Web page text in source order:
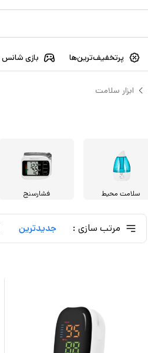
پرتخفیف‌ترین‌ها بازی شانس
ابزار سلامت
سلامت محیط فشارسنج
مرتب سازی : جدید‌ترین